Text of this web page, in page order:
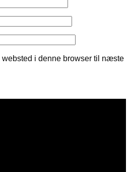
websted i denne browser til næste